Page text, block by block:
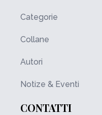
Categorie
Collane
Autori
Notize & Eventi
CONTATTI